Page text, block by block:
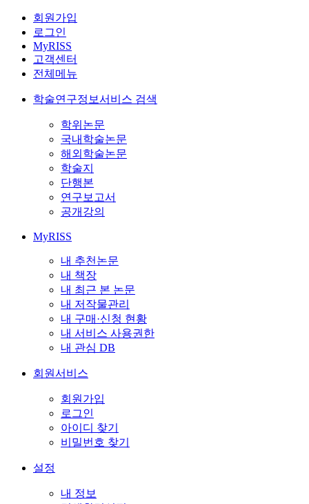
회원가입
로그인
MyRISS
고객센터
전체메뉴
학술연구정보서비스 검색
학위논문
국내학술논문
해외학술논문
학술지
단행본
연구보고서
공개강의
MyRISS
내 추천논문
내 책장
내 최근 본 논문
내 저작물관리
내 구매·신청 현황
내 서비스 사용권한
내 관심 DB
회원서비스
회원가입
로그인
아이디 찾기
비밀번호 찾기
설정
내 정보